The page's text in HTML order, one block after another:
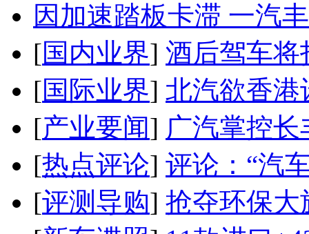
因加速踏板卡滞 一汽
[国内业界] 酒后驾车将
[国际业界] 北汽欲香港
[产业要闻] 广汽掌控
[热点评论] 评论：“汽
[评测导购] 抢夺环保大